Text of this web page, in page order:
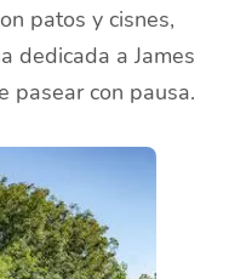
patos y cisnes,
dedicada a James
pasear con pausa.